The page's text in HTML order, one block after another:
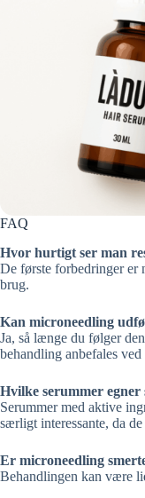
FAQ
Hvor hurtigt ser man
De første forbedringer er
brug.
Kan microneedling
Ja, så længe du følger
behandling anbefales
Hvilke serummer egner
Serummer med aktive
særligt interessante, da
Er microneedling
Behandlingen kan være